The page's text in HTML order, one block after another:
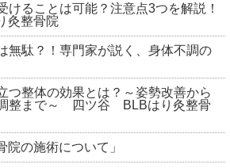
けることは可能？注意点3つを解説！
灸整骨院
無駄？！専門家が説く、身体不調の
つ整体の効果とは？～姿勢改善から
整まで～ 四ツ谷 BLBはり灸整骨
院の施術について」